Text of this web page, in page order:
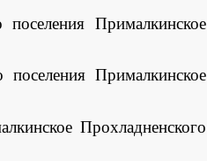
поселения Прималкинское
Прималкинское
Прохладненского